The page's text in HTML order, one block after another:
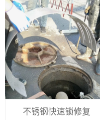
不锈钢快速锁修复